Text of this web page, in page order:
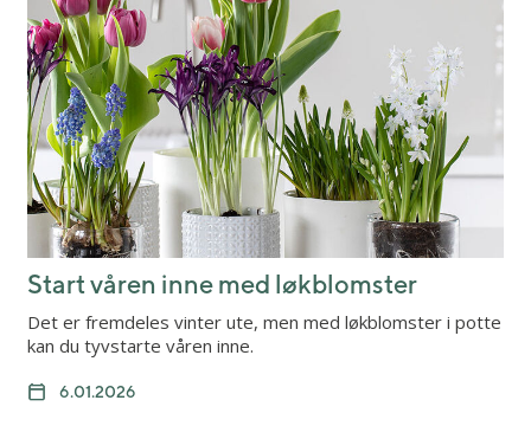
Start våren inne med løkblomster
Det er fremdeles vinter ute, men med løkblomster i potte
kan du tyvstarte våren inne.
6.01.2026